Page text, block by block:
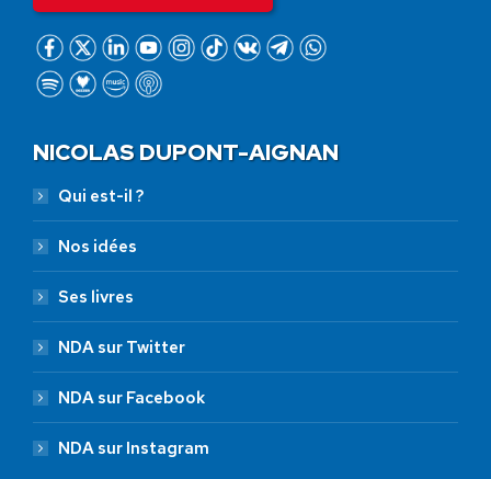
NICOLAS DUPONT-AIGNAN
Qui est-il ?
Nos idées
Ses livres
NDA sur Twitter
NDA sur Facebook
NDA sur Instagram